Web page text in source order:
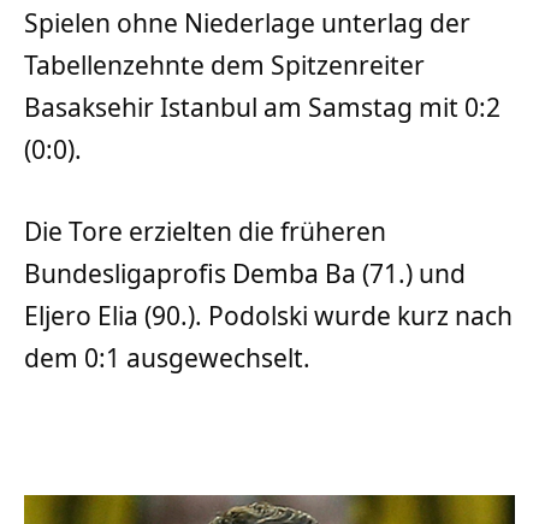
Spielen ohne Niederlage unterlag der
Tabellenzehnte dem Spitzenreiter
Basaksehir Istanbul am Samstag mit 0:2
(0:0).
Die Tore erzielten die früheren
Bundesligaprofis Demba Ba (71.) und
Eljero Elia (90.). Podolski wurde kurz nach
dem 0:1 ausgewechselt.